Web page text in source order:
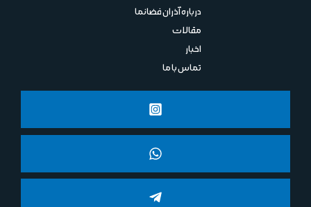
درباره آذران فضانما
مقالات
اخبار
تماس با ما